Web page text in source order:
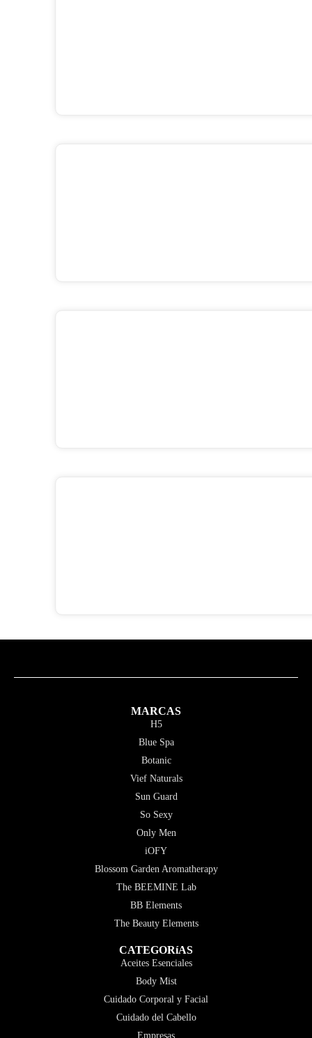
MARCAS
H5
Blue Spa
Botanic
Vief Naturals
Sun Guard
So Sexy
Only Men
iOFY
Blossom Garden Aromatherapy
The BEEMINE Lab
BB Elements
The Beauty Elements
CATEGORíAS
Aceites Esenciales
Body Mist
Cuidado Corporal y Facial
Cuidado del Cabello
Empresas